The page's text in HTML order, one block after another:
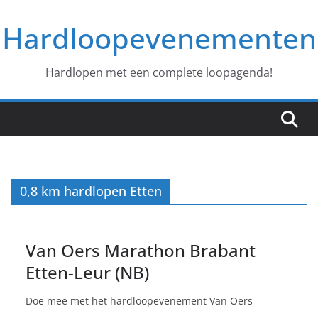
naar
deHardloopevenementen
Hardlopen met een complete loopagenda!
0,8 km hardlopen Etten
Van Oers Marathon Brabant
Etten-Leur (NB)
Doe mee met het hardloopevenement Van Oers